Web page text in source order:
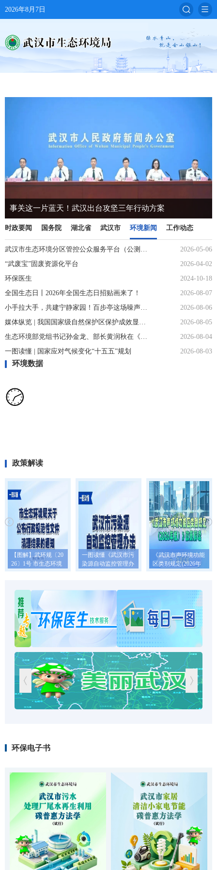
2026年8月7日
事关这一片蓝天！武汉出台攻坚三年行动方案
时政要闻 国务院 湖北省 武汉市 环境新闻 工作动态
武汉市生态环境分区管控公众服务平台（公测版）
2026-05-06
“武废宝”固废资源化平台
2026-04-02
环保医生
2024-10-18
全国生态日丨2026年全国生态日招贴画来了！
2026-08-07
小手拉大手，共建宁静家园！百步亭这场噪声科普课开到了居民...
2026-08-06
媒体纵览 | 我国国家级自然保护区保护成效显著（中国新闻网）
2026-08-05
生态环境部党组书记孙金龙、部长黄润秋在《瞭望》发表署名文...
2026-08-04
一图读懂 | 国家应对气候变化“十五五”规划
2026-08-03
环境数据
政策解读
【图解】武环规〔20
26〕1号 市生态环境
局关于公布行政规范
知
一图读懂《武汉市污
染源自动监控管理办
法》
《武汉市声环境功能
区类别规定(2026年
版)》政策解读
环保电子书